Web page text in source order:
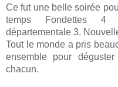
Ce fut une belle soirée
temps Fondettes 4
départementale 3.
Tout le monde a pris
ensemble pour
chacun.